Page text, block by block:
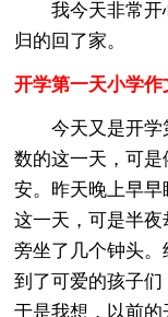
我今天非常
归的回了家。
开学第一天小学作
今天又是开
数的这一天，可
安。昨天晚上早
这一天，可是半
旁坐了几个钟头
到了可爱的孩子们
于是我想，以前